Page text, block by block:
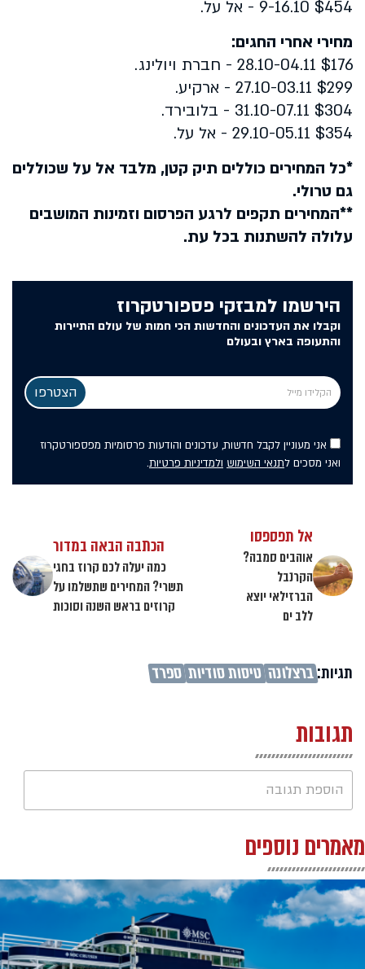
$454 9-16.10 - אל על.
מחירי אחרי החגים:
$176 28.10-04.11 - חברת ויולינג.
$299 27.10-03.11 - ארקיע.
$304 31.10-07.11 - בלובירד.
$354 29.10-05.11 - אל על.
*כל המחירים כוללים תיק קטן, מלבד אל על שכוללים
גם טרולי.
**המחירים תקפים לרגע הפרסום וזמינות המושבים
עלולה להשתנות בכל עת.
הירשמו למבזקי פספורטקרוז
וקבלו את העדכונים והחדשות הכי חמות של עולם התיירות
והתעופה בארץ ובעולם
אני מעוניין לקבל חדשות, עדכונים והודעות פרסומיות מפספורטקרוז
ואני מסכים לתנאי השימוש ולמדיניות פרטיות.
אל תפספסו
אוהבים סמבה?
הקרנבל
הברזילאי יוצא
ללב ים
הכתבה הבאה במדור
כמה יעלה לכם קרוז בחגי
תשרי? המחירים שתשלמו על
קרוזים בראש השנה וסוכות
תגיות:ברצלונה טיסות סודיות ספרד
תגובות
הוספת תגובה
מאמרים נוספים